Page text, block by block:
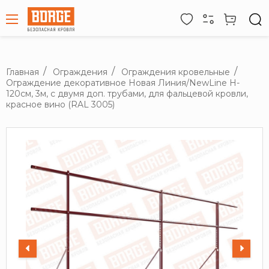
Главная Ограждения
Ограждения кровельные
Ограждение декоративное Новая Линия/NewLine H-
120см, 3м, с двумя доп. трубами, для фальцевой кровли,
красное вино (RAL 3005)